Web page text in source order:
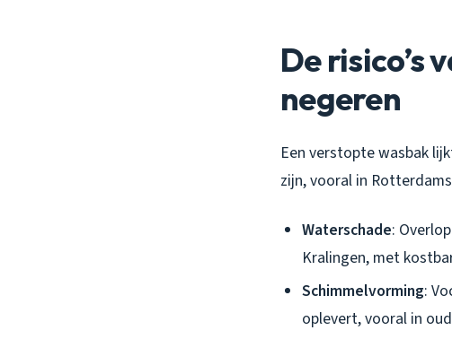
De risico’s
negeren
Een verstopte wasbak
zijn, vooral in
Waterschade:
Kralingen, met
Schimmelvorming:
oplevert, vooral in